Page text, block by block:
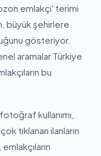
emlakçı' terimi
büyük şehirlere
gösteriyor.
aramalar Türkiye
bu
kullanımı,
tıklanan ilanların